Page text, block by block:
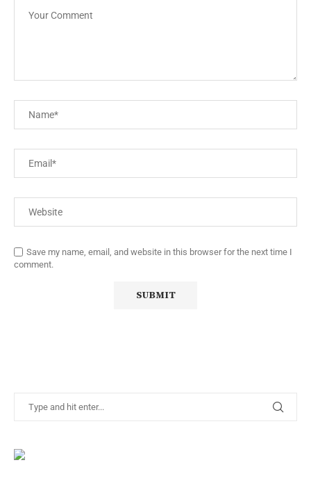
Save my name, email, and website in this browser for the next time I
comment.